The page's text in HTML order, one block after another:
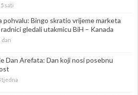
sati
pohvalu: Bingo skratio vrijeme marketa
gledali utakmicu BiH – Kanada
dan
Dan Arefata: Dan koji nosi posebnu
tjedna